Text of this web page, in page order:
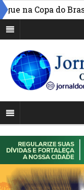
Copa do Brasil »